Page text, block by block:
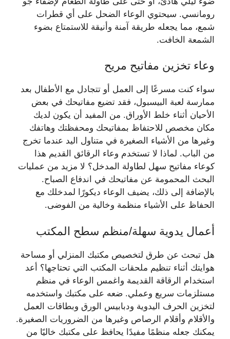
رومانسي. سيحتوي الوعاء الضحل على أي قطرات
شمع، مما يجعله طريقة آمنة وأنيقة للاستمتاع بضوء
الشمعة الخافت.
وعاء تخزين مفاتيح مريح
سواء كنت مسرعًا إلى العمل أو تتجادل مع الأطفال بعد
ممارسة لعبة البيسبول، فقد تضيع مفاتيحك في بعض
الأحيان أثناء خلط الأوراق. من المفيد أن يكون لديك
مكان مخصص للاحتفاظ بمفاتيحك ومحفظتك وهاتفك
وغيرها من الأشياء الصغيرة في متناول اليد عندما تخرج
من الباب. لماذا لا تستخدم وعاء الرقائق القديم هذا
كوعاء مفاتيح سهل لطاولة المدخل؟ لا مزيد من عمليات
البحث المحمومة عن مفاتيحك في اندفاع الصباح.
بالإضافة إلى ذلك، يضيف الوعاء ديكورًا لمدخلك مع
الحفاظ على الأشياء منظمة وخالية من الفوضى.
أعمال يدوية سهلة/منظم سطح المكتب
هل تبحث عن طرق لتخصيص مكتبك المنزلي أو مساحة
هوايتك أثناء تنظيم ملحقات المكتب التي تحتاجها؟ أعد
استخدام الرقاقة القديمة واغمس الوعاء في منظم
مستلزمات سريع وعملي. ضعه على مكتبك واستخدمه
لتخزين الحرف اليدوية ودبابيس الورق وبطاقات العمل
والأقلام وأقلام الرصاص وغيرها من الضروريات الصغيرة.
يمكنك جعله منظمًا مفيدًا يحافظ على مكتبك خاليًا من